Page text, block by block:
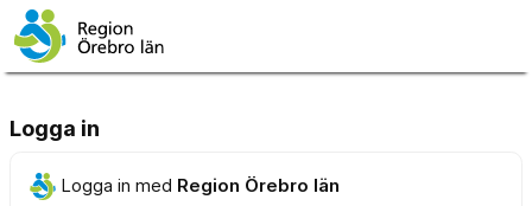
Logga in
Logga in med Region Örebro län